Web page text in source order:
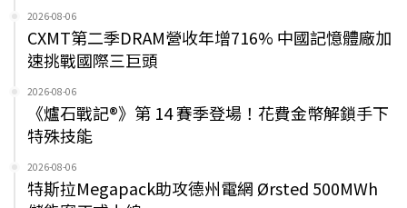
2026-08-06
CXMT第二季DRAM營收年增716% 中國記憶體廠加
速挑戰國際三巨頭
2026-08-06
《爐石戰記®》第 14 賽季登場！花費金幣解鎖手下
特殊技能
2026-08-06
特斯拉Megapack助攻德州電網 Ørsted 500MWh